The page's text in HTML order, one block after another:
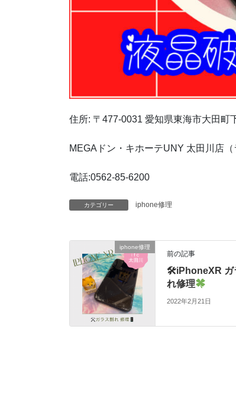
住所: 〒 477-0031 愛知県東海市大田町
MEGA ドン・キホーテUNY 太田川店
電話:0562-85-6200
カテゴリー iphone修理
iphone修理
前の記事
🛠iPhoneXR ガ
れ修理
2022年2月21日